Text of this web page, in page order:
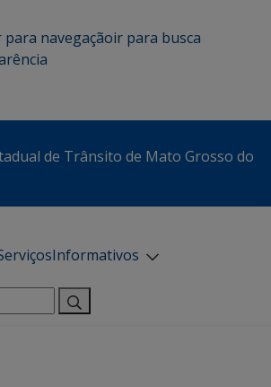
para navegaçãoir para busca
de Trânsito de Mato Grosso do
Informativos